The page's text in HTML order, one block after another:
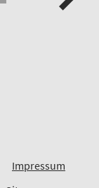
Impressum